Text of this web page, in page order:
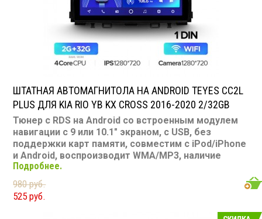
Съемная панель: нет
RCA (линейные) выходы: 3 пары
Мощность 50 Вт х 4
ШТАТНАЯ АВТОМАГНИТОЛА НА ANDROID TEYES CC2L
PLUS ДЛЯ KIA RIO YB KX CROSS 2016-2020 2/32GB
Тюнер с RDS на Android со встроенным модулем
навигации с 9 или 10.1" экраном, с USB, без
поддержки карт памяти, совместим с iPod/iPhone
и Android, воспроизводит WMA/MP3, наличие
Bluetooth, подключение камеры заднего вида,
подходит для Kia RIO YB KX Cross 2016-2020
Размер: 1-DIN
Подсветка: многоцветная
Подробнее.
980 руб.
525 руб.